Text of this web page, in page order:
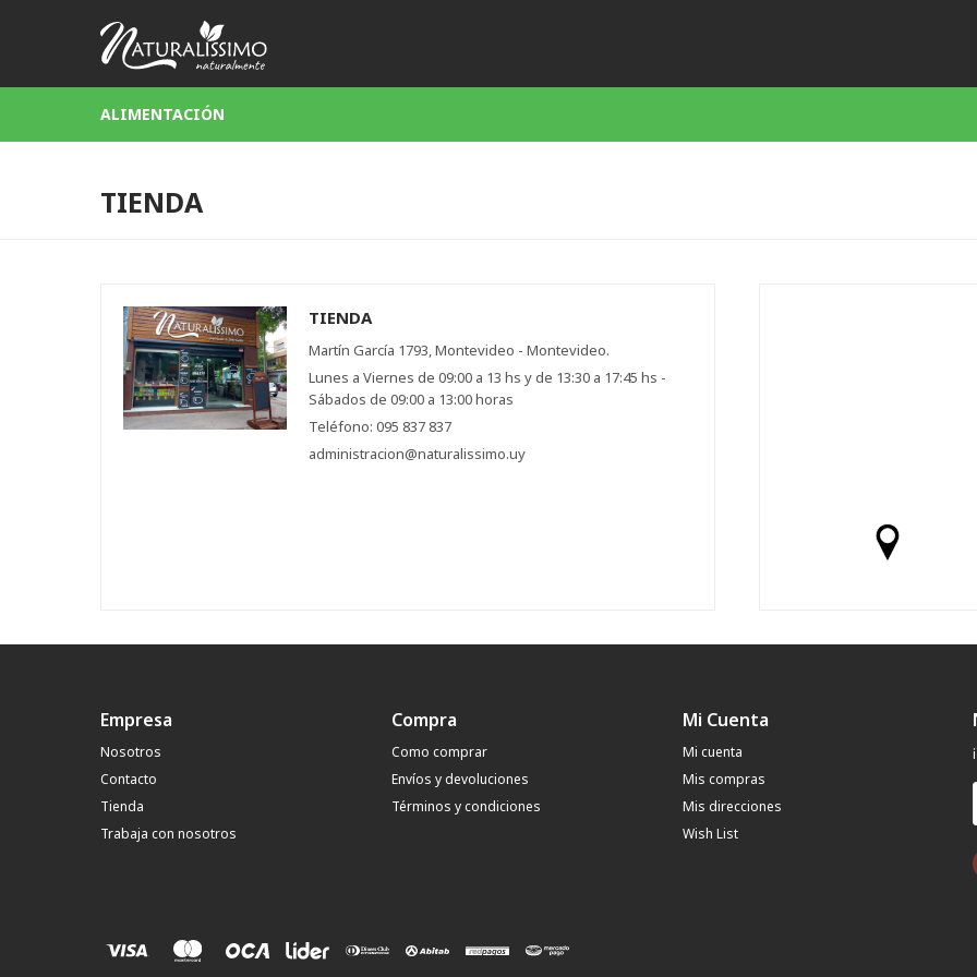
ALIMENTACIÓN
TIENDA
TIENDA
Martín García 1793, Montevideo - Montevideo.
Lunes a Viernes de 09:00 a 13 hs y de 13:30 a 17:45 hs -
Sábados de 09:00 a 13:00 horas
Teléfono: 095 837 837
administracion@naturalissimo.uy
Empresa
Nosotros
Contacto
Tienda
Trabaja con nosotros
Compra
Como comprar
Envíos y devoluciones
Términos y condiciones
Mi Cuenta
Mi cuenta
Mis compras
Mis direcciones
Wish List